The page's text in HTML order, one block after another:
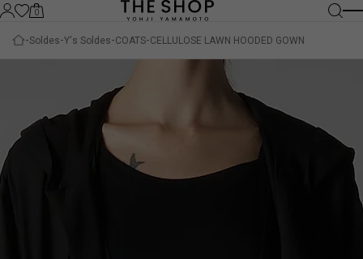
0
Soldes Y's Soldes COATS CELLULOSE LAWN HOODED GOWN